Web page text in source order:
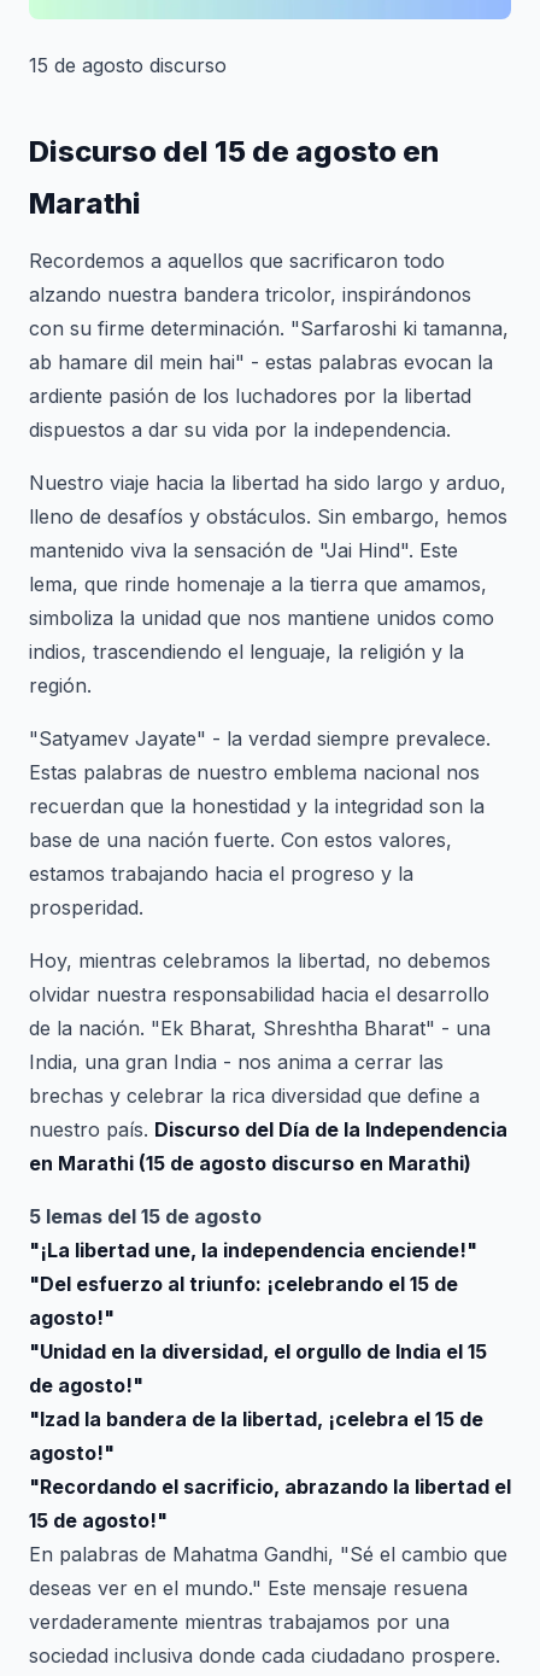
15 de agosto discurso
Discurso del 15 de agosto en
Marathi
Recordemos a aquellos que sacrificaron todo
alzando nuestra bandera tricolor, inspirándonos
con su firme determinación. "Sarfaroshi ki tamanna,
ab hamare dil mein hai" - estas palabras evocan la
ardiente pasión de los luchadores por la libertad
dispuestos a dar su vida por la independencia.
Nuestro viaje hacia la libertad ha sido largo y arduo,
lleno de desafíos y obstáculos. Sin embargo, hemos
mantenido viva la sensación de "Jai Hind". Este
lema, que rinde homenaje a la tierra que amamos,
simboliza la unidad que nos mantiene unidos como
indios, trascendiendo el lenguaje, la religión y la
región.
"Satyamev Jayate" - la verdad siempre prevalece.
Estas palabras de nuestro emblema nacional nos
recuerdan que la honestidad y la integridad son la
base de una nación fuerte. Con estos valores,
estamos trabajando hacia el progreso y la
prosperidad.
Hoy, mientras celebramos la libertad, no debemos
olvidar nuestra responsabilidad hacia el desarrollo
de la nación. "Ek Bharat, Shreshtha Bharat" - una
India, una gran India - nos anima a cerrar las
brechas y celebrar la rica diversidad que define a
nuestro país. Discurso del Día de la Independencia
en Marathi (15 de agosto discurso en Marathi)
5 lemas del 15 de agosto
"¡La libertad une, la independencia enciende!"
"Del esfuerzo al triunfo: ¡celebrando el 15 de
agosto!"
"Unidad en la diversidad, el orgullo de India el 15
de agosto!"
"Izad la bandera de la libertad, ¡celebra el 15 de
agosto!"
"Recordando el sacrificio, abrazando la libertad el
15 de agosto!"
En palabras de Mahatma Gandhi, "Sé el cambio que
deseas ver en el mundo." Este mensaje resuena
verdaderamente mientras trabajamos por una
sociedad inclusiva donde cada ciudadano prospere.